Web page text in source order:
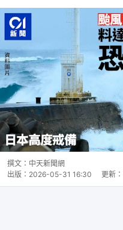
撰文： 中天新聞網
出版： 2026-05-31 16:30 更新：